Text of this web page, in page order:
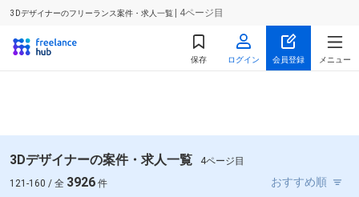
3Dデザイナーのフリーランス案件・求人一覧 | 4ページ目
保存 ログイン 会員登録 メニュー
3Dデザイナーの案件・求人一覧
4ページ目
121-160 / 全 3926 件